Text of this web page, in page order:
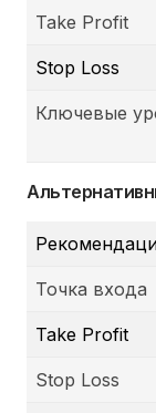
Take Profit
Stop Loss
Ключевые
Точка входа
Take Profit
Stop Loss